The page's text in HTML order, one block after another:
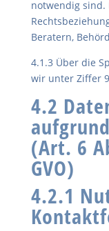
notwendig sind.
Beratern,
4.1.3 Über die
wir unter Ziffer
4.2
(Art. 6
GVO)
4.2.1